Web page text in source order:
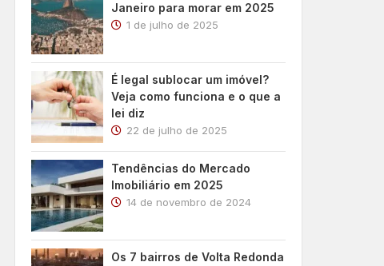
Janeiro para morar em 2025
1 de julho de 2025
É legal sublocar um imóvel?
Veja como funciona e o que a
lei diz
22 de julho de 2025
Tendências do Mercado
Imobiliário em 2025
14 de novembro de 2024
Os 7 bairros de Volta Redonda